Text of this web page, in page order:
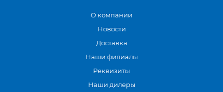
О компании
Новости
Доставка
Наши филиалы
Реквизиты
Наши дилеры